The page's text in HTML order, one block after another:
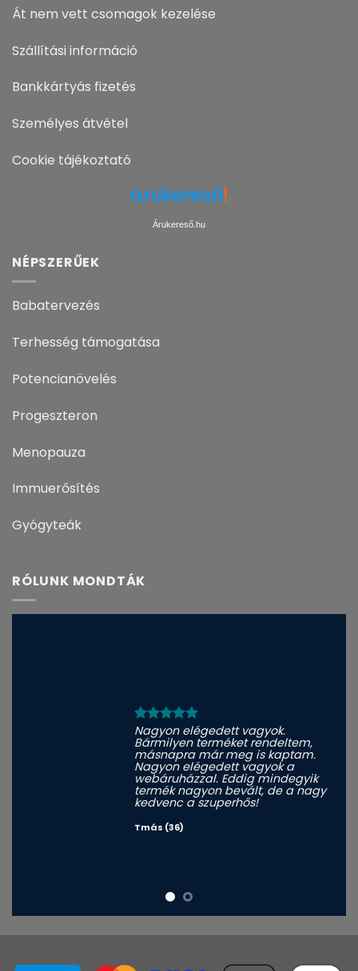
Át nem vett csomagok kezelése
Szállítási információ
Bankkártyás fizetés
Személyes átvétel
Cookie tájékoztató
Árukereső.hu
NÉPSZERŰEK
Babatervezés
Terhesség támogatása
Potencianövelés
Progeszteron
Menopauza
Immuerősítés
Gyógyteák
RÓLUNK MONDTÁK
Nagyon elégedett vagyok.
Bármilyen terméket rendeltem,
másnapra már meg is kaptam.
Nagyon elégedett vagyok a
webáruházzal. Eddig mindegyik
termék nagyon bevált, de a nagy
kedvenc a szuperhős!
Tmás (36)